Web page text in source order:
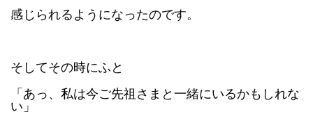
感じられるようになったのです。
そしてその時にふと
「あっ、私は今ご先祖さまと一緒にいるかもしれな
い」